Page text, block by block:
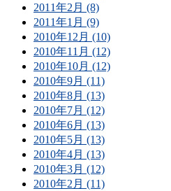
2011年2月 (8)
2011年1月 (9)
2010年12月 (10)
2010年11月 (12)
2010年10月 (12)
2010年9月 (11)
2010年8月 (13)
2010年7月 (12)
2010年6月 (13)
2010年5月 (13)
2010年4月 (13)
2010年3月 (12)
2010年2月 (11)